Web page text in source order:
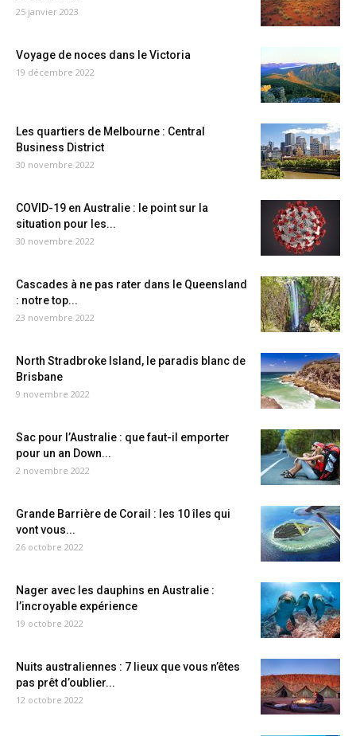
25 janvier 2023
Voyage de noces dans le Victoria
19 décembre 2022
Les quartiers de Melbourne : Central
Business District
30 novembre 2022
COVID-19 en Australie : le point sur la
situation pour les...
30 novembre 2022
Cascades à ne pas rater dans le Queensland
: notre top...
23 novembre 2022
North Stradbroke Island, le paradis blanc de
Brisbane
9 novembre 2022
Sac pour l’Australie : que faut-il emporter
pour un an Down...
2 novembre 2022
Grande Barrière de Corail : les 10 îles qui
vont vous...
26 octobre 2022
Nager avec les dauphins en Australie :
l’incroyable expérience
19 octobre 2022
Nuits australiennes : 7 lieux que vous n’êtes
pas prêt d’oublier...
12 octobre 2022